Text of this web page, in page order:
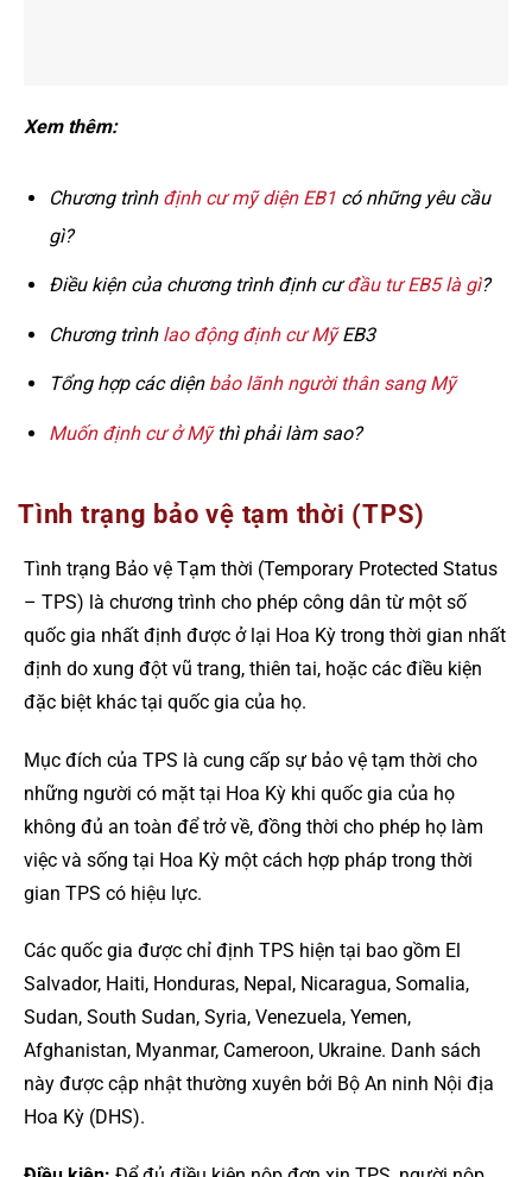
Xem thêm:
Chương trình định cư mỹ diện EB1có những yêu cầu
gì?
Điều kiện của chương trình định cưđầu tư EB5 là gì?
Chương trình lao động định cư MỹEB3
Tổng hợp các diện bảo lãnh người thân sang Mỹ
Muốn định cư ở Mỹthì phải làm sao?
Tình trạng bảo vệ tạm thời (TPS)
Tình trạng Bảo vệ Tạm thời (Temporary Protected Status
– TPS) là chương trình cho phép công dân từ một số
quốc gia nhất định được ở lại Hoa Kỳ trong thời gian nhất
định do xung đột vũ trang, thiên tai, hoặc các điều kiện
đặc biệt khác tại quốc gia của họ.
Mục đích của TPS là cung cấp sự bảo vệ tạm thời cho
những người có mặt tại Hoa Kỳ khi quốc gia của họ
không đủ an toàn để trở về, đồng thời cho phép họ làm
việc và sống tại Hoa Kỳ một cách hợp pháp trong thời
gian TPS có hiệu lực.
Các quốc gia được chỉ định TPS hiện tại bao gồm El
Salvador, Haiti, Honduras, Nepal, Nicaragua, Somalia,
Sudan, South Sudan, Syria, Venezuela, Yemen,
Afghanistan, Myanmar, Cameroon, Ukraine. Danh sách
này được cập nhật thường xuyên bởi Bộ An ninh Nội địa
Hoa Kỳ (DHS).